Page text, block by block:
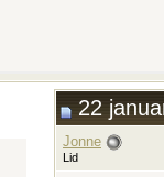
22
Jonne
Lid